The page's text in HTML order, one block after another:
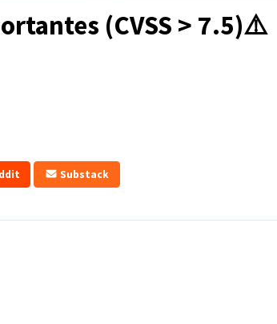
(CVSS > 7.5)⚠️
Substack